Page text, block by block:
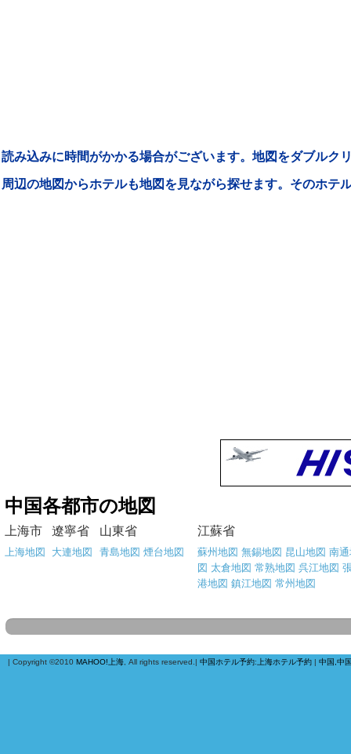
読み込みに時間がかかる場合がございます。地図をダブルク
周辺の地図からホテルも地図を見ながら探せます。そのホテ
中国各都市の地図
上海市 遼寧省 山東省 江蘇省
上海地図 大連地図 青島地図 煙台地図 蘇州地図 無錫地図 昆山地図 南
図 太倉地図 常熟地図 呉江地図
港地図 鎮江地図 常州地図
| Copyright ©2010 MAHOO!上海 , All rights reserved.| 中国ホテル予約: 上海ホテル予約 | 中国,中